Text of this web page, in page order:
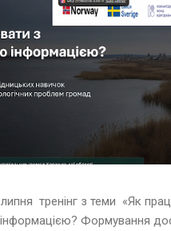
липня тренінг з теми «Як
Формування